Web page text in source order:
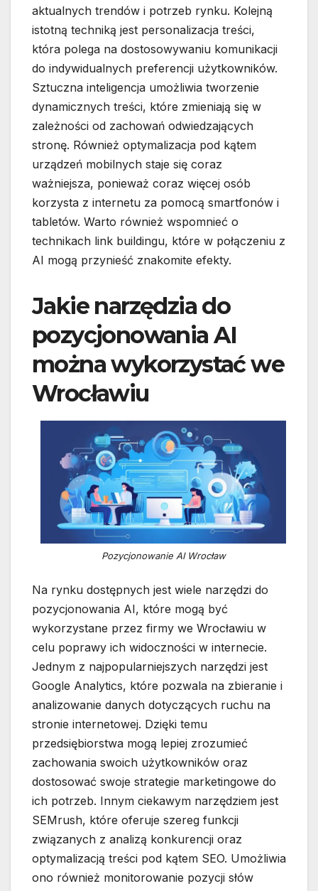
aktualnych trendów i potrzeb rynku. Kolejną
istotną techniką jest personalizacja treści,
która polega na dostosowywaniu komunikacji
do indywidualnych preferencji użytkowników.
Sztuczna inteligencja umożliwia tworzenie
dynamicznych treści, które zmieniają się w
zależności od zachowań odwiedzających
stronę. Również optymalizacja pod kątem
urządzeń mobilnych staje się coraz
ważniejsza, ponieważ coraz więcej osób
korzysta z internetu za pomocą smartfonów i
tabletów. Warto również wspomnieć o
technikach link buildingu, które w połączeniu z
AI mogą przynieść znakomite efekty.
Jakie narzędzia do
pozycjonowania AI
można wykorzystać we
Wrocławiu
Pozycjonowanie AI Wrocław
Na rynku dostępnych jest wiele narzędzi do
pozycjonowania AI, które mogą być
wykorzystane przez firmy we Wrocławiu w
celu poprawy ich widoczności w internecie.
Jednym z najpopularniejszych narzędzi jest
Google Analytics, które pozwala na zbieranie i
analizowanie danych dotyczących ruchu na
stronie internetowej. Dzięki temu
przedsiębiorstwa mogą lepiej zrozumieć
zachowania swoich użytkowników oraz
dostosować swoje strategie marketingowe do
ich potrzeb. Innym ciekawym narzędziem jest
SEMrush, które oferuje szereg funkcji
związanych z analizą konkurencji oraz
optymalizacją treści pod kątem SEO. Umożliwia
ono również monitorowanie pozycji słów